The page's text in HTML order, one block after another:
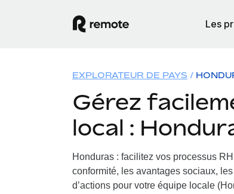
Les
EXPLORATEUR DE PAYS
Gérez
local :
Honduras : facilitez vos processus
conformité, les avantages sociaux,
d’actions pour votre équipe locale